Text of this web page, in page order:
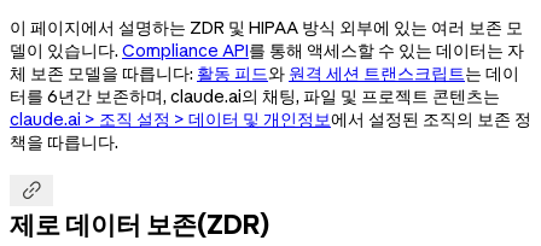
이 페이지에서 설명하는 ZDR 및 HIPAA 방식 외부에 있는 여러 보존 모
델이 있습니다. Compliance API를 통해 액세스할 수 있는 데이터는 자
체 보존 모델을 따릅니다: 활동 피드와 원격 세션 트랜스크립트는 데이
터를 6년간 보존하며, claude.ai의 채팅, 파일 및 프로젝트 콘텐츠는
claude.ai > 조직 설정 > 데이터 및 개인정보에서 설정된 조직의 보존 정
책을 따릅니다.

제로 데이터 보존(ZDR)